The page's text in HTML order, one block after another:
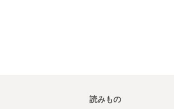
読みもの